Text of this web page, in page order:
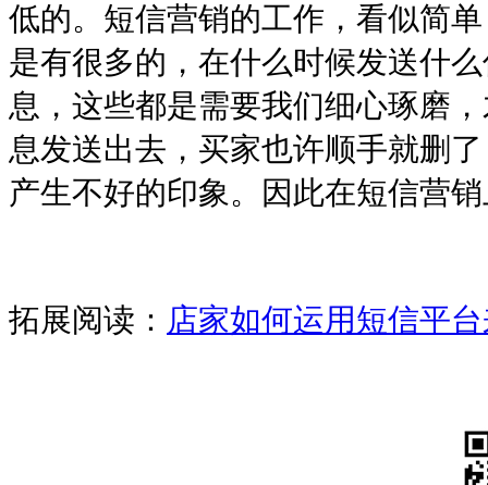
低的。 短信营销的工作，看似简
是有很多的，在什么时候发送什
息，这些都是需要我们细心琢磨
息发送出去，买家也许顺手就删
产生不好的印象。因此在短信营
拓展阅读： 店家如何运用短信平